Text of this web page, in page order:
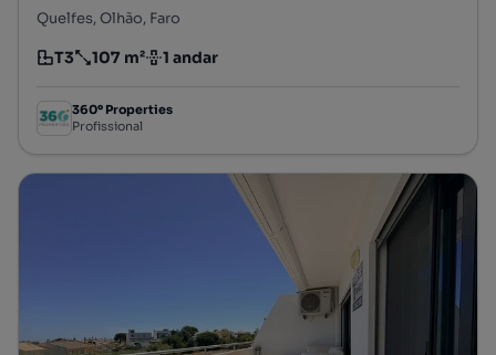
Quelfes, Olhão, Faro
Tipologia
T3
Preço por metro quadrado
107 m²
Andar 1 andar
360º Properties
Profissional